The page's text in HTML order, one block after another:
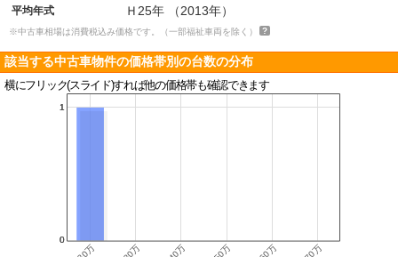
平均年式 Ｈ25年 （2013年）
※中古車相場は消費税込み価格です。（一部福祉車両を除く）
該当する中古車物件の価格帯別の台数の分布
横にフリック(スライド)すれば他の価格帯も確認できます